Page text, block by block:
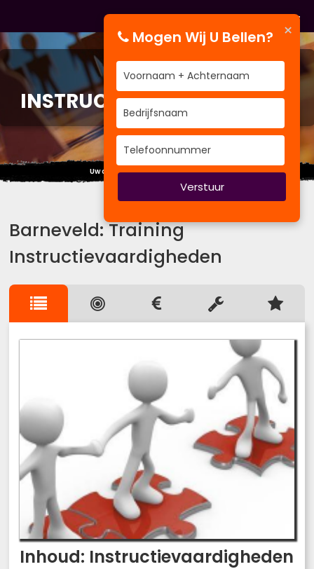
TRAINING
INSTRUCTIEVAARDIGHEDEN
Uw doelstelling is ons uitgangspunt
Barneveld: Training
Instructievaardigheden
Inhoud: Instructievaardigheden
×
Mogen Wij U Bellen?
Verstuur